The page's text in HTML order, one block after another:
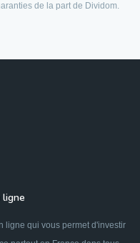
de la part de Dividom.
ligne
ligne qui vous permet d'investir